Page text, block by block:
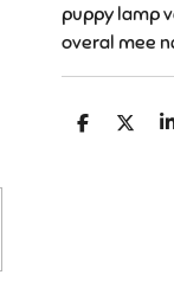
puppy lamp
overal mee
D
D